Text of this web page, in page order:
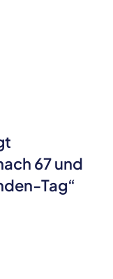
67 und
Tag“